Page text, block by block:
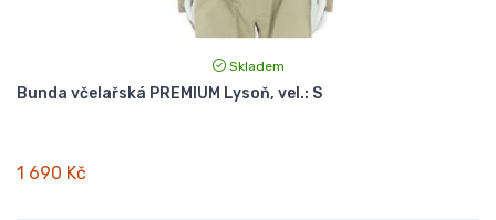
Skladem
Bunda včelařská PREMIUM Lysoň, vel.: S
1 690 Kč